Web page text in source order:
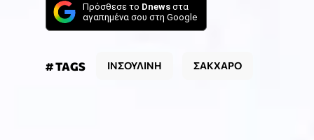
Πρόσθεσε το Dnews στα
αγαπημένα σου στη Google
# TAGS ΙΝΣΟΥΛΙΝΗ ΣΑΚΧΑΡΟ